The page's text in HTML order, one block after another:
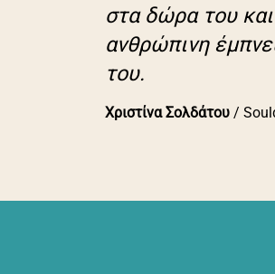
στα δώρα του και
ανθρώπινη
του.
Χριστίνα Σολδάτου /